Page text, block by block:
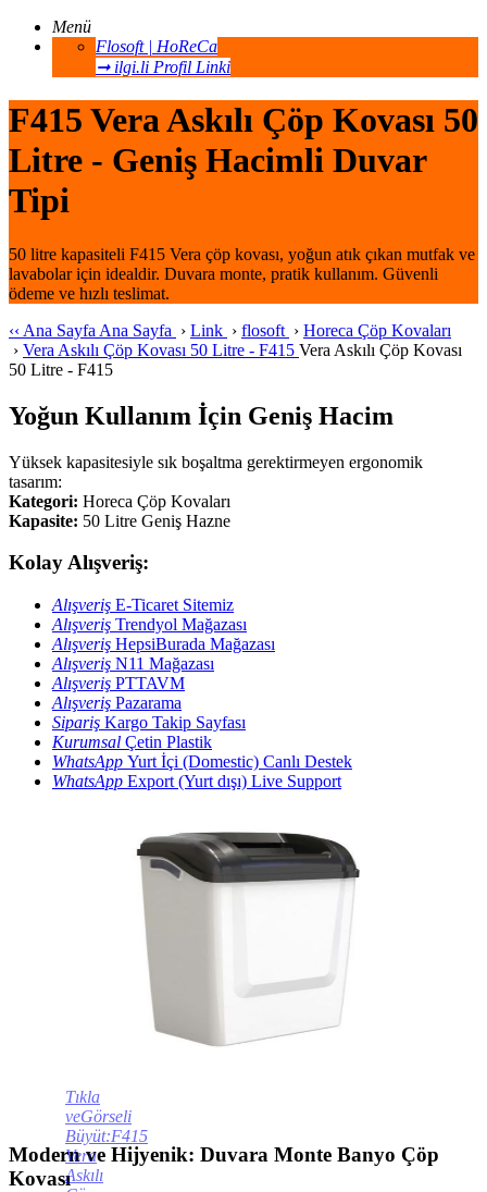
Menü
Flosoft | HoReCa
➞ ilgi.li Profil Linki
F415 Vera Askılı Çöp Kovası 50
Litre - Geniş Hacimli Duvar
Tipi
50 litre kapasiteli F415 Vera çöp kovası, yoğun atık çıkan mutfak ve
lavabolar için idealdir. Duvara monte, pratik kullanım. Güvenli
ödeme ve hızlı teslimat.
‹‹ Ana Sayfa Ana Sayfa › Link › flosoft › Horeca Çöp Kovaları
› Vera Askılı Çöp Kovası 50 Litre - F415 Vera Askılı Çöp Kovası
50 Litre - F415
Yoğun Kullanım İçin Geniş Hacim
Yüksek kapasitesiyle sık boşaltma gerektirmeyen ergonomik
tasarım:
Kategori: Horeca Çöp Kovaları
Kapasite: 50 Litre Geniş Hazne
Kolay Alışveriş:
Alışveriş E-Ticaret Sitemiz
Alışveriş Trendyol Mağazası
Alışveriş HepsiBurada Mağazası
Alışveriş N11 Mağazası
Alışveriş PTTAVM
Alışveriş Pazarama
Sipariş Kargo Takip Sayfası
Kurumsal Çetin Plastik
WhatsApp Yurt İçi (Domestic) Canlı Destek
WhatsApp Export (Yurt dışı) Live Support
Tıkla
veGörseli
Büyüt:F415
Vera
Askılı
Modern ve Hijyenik: Duvara Monte Banyo Çöp
Kovası